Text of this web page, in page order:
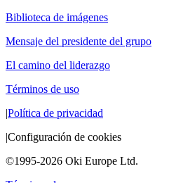
Biblioteca de imágenes
Mensaje del presidente del grupo
El camino del liderazgo
Términos de uso
|Política de privacidad
|Configuración de cookies
©1995-2026 Oki Europe Ltd.